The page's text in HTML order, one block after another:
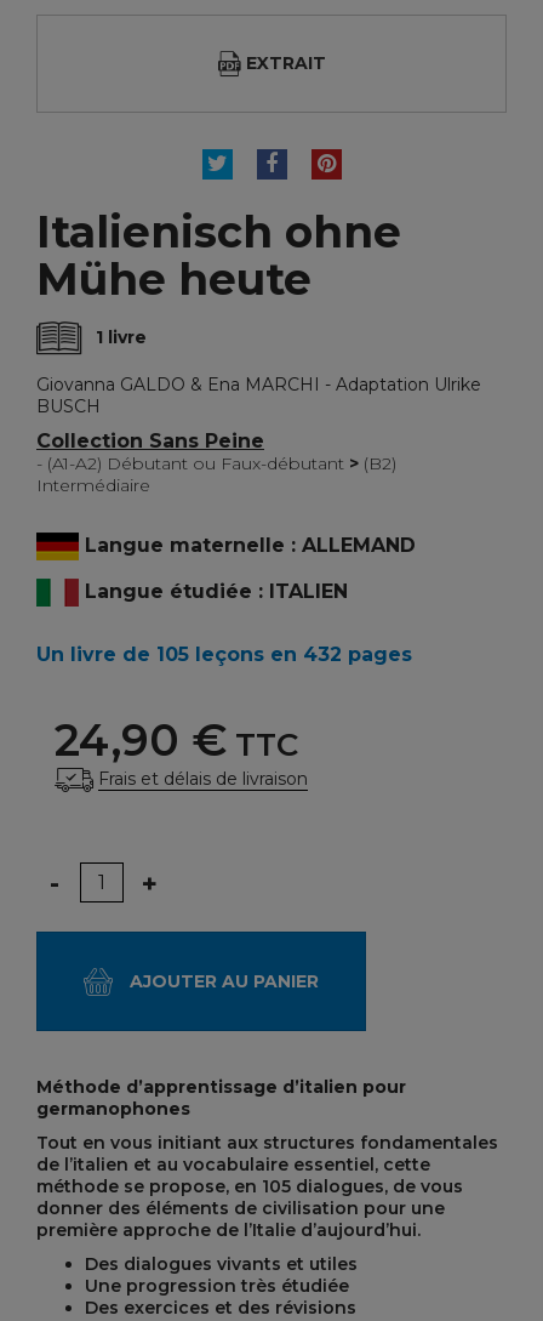
EXTRAIT
TWEETPARTAGERPINTEREST
Italienisch ohne
Mühe heute
1 livre
Giovanna GALDO & Ena MARCHI - Adaptation Ulrike
BUSCH
Collection Sans Peine
- (A1-A2) Débutant ou Faux-débutant > (B2)
Intermédiaire
Langue maternelle : ALLEMAND
Langue étudiée : ITALIEN
Un livre de 105 leçons en 432 pages
24,90 € TTC
Frais et délais de livraison
Quantité
- +
AJOUTER AU PANIER
Méthode d’apprentissage d’italien pour
germanophones
Tout en vous initiant aux structures fondamentales
de l’italien et au vocabulaire essentiel, cette
méthode se propose, en 105 dialogues, de vous
donner des éléments de civilisation pour une
première approche de l’Italie d’aujourd’hui.
Des dialogues vivants et utiles
Une progression très étudiée
Des exercices et des révisions